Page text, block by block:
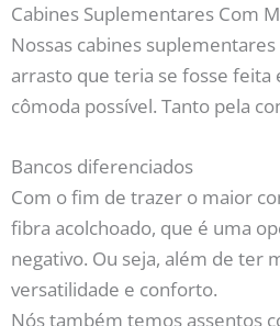
Cabines Suplementares Com
Nossas cabines
arrasto que teria se fosse
cômoda possível. Tanto pela
Bancos diferenciados
Com o fim de trazer o maior
fibra acolchoado, que é uma
negativo. Ou seja, além de ter
versatilidade e conforto.
Nós também temos assentos